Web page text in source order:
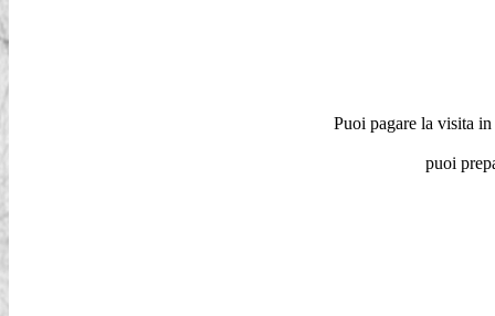
Puoi pagare la visita
puoi